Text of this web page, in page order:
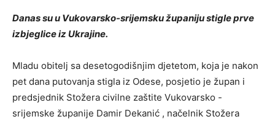
Danas su u Vukovarsko-srijemsku županiju stigle prve
izbjeglice iz Ukrajine.
Mladu obitelj sa desetogodišnjim djetetom, koja je nakon
pet dana putovanja stigla iz Odese, posjetio je župan i
predsjednik Stožera civilne zaštite Vukovarsko -
srijemske županije Damir Dekanić , načelnik Stožera